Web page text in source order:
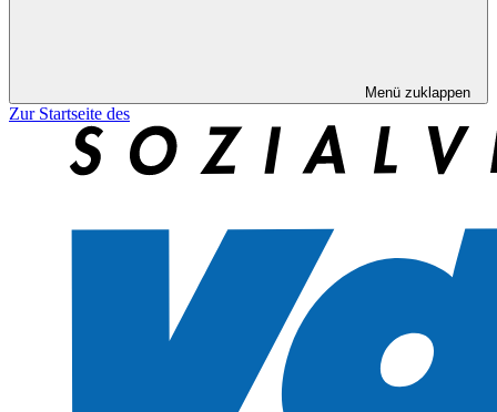
Menü zuklappen
Zur Startseite des